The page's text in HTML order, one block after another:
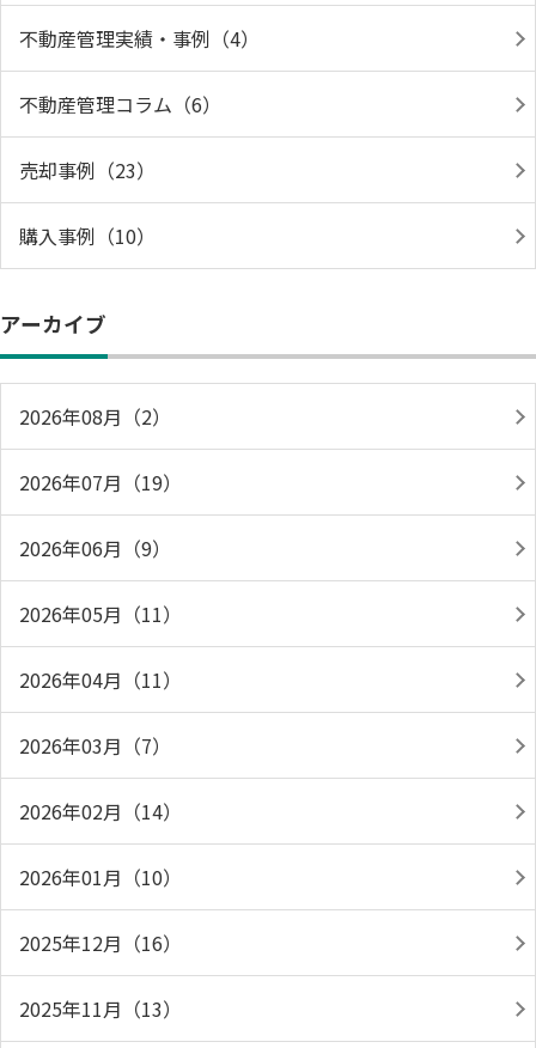
不動産管理実績・事例（4）
不動産管理コラム（6）
売却事例（23）
購入事例（10）
アーカイブ
2026年08月（2）
2026年07月（19）
2026年06月（9）
2026年05月（11）
2026年04月（11）
2026年03月（7）
2026年02月（14）
2026年01月（10）
2025年12月（16）
2025年11月（13）